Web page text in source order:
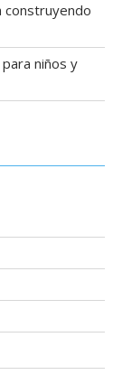
construyendo
niños y